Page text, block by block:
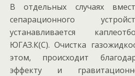
В отдельных случаях
сепарационного
устанавливается
ЮГАЗ.К(С). Очистка
этом, происходит
эффекту и